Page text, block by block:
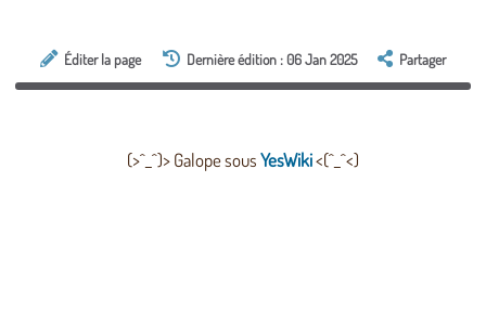
Éditer la page Dernière édition : 06 Jan 2025 Partager
(>^_^)> Galope sousYesWiki<(^_^<)